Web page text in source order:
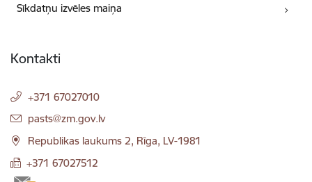
Sīkdatņu izvēles maiņa
Kontakti
+371 67027010
E-pasts:
pasts@zm.gov.lv
Republikas laukums 2, Rīga, LV-1981
+371 67027512